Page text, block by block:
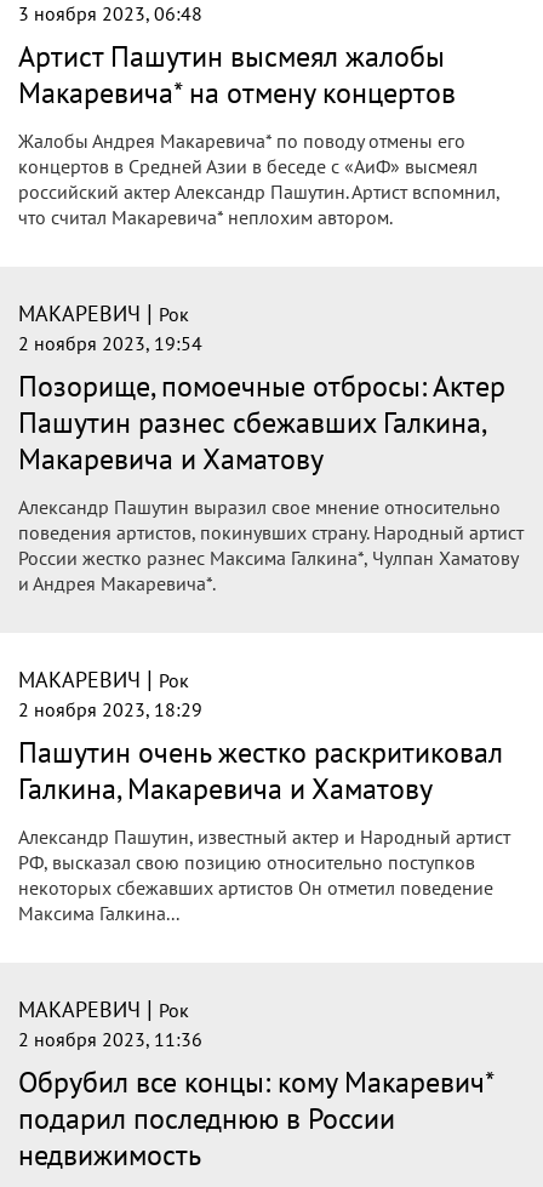
3 ноября 2023, 06:48
Артист Пашутин высмеял жалобы
Макаревича* на отмену концертов
Жалобы Андрея Макаревича* по поводу отмены его
концертов в Средней Азии в беседе с «АиФ» высмеял
российский актер Александр Пашутин. Артист вспомнил,
что считал Макаревича* неплохим автором.
МАКАРЕВИЧ | Рок
2 ноября 2023, 19:54
Позорище, помоечные отбросы: Актер
Пашутин разнес сбежавших Галкина,
Макаревича и Хаматову
Александр Пашутин выразил свое мнение относительно
поведения артистов, покинувших страну. Народный артист
России жестко разнес Максима Галкина*, Чулпан Хаматову
и Андрея Макаревича*.
МАКАРЕВИЧ | Рок
2 ноября 2023, 18:29
Пашутин очень жестко раскритиковал
Галкина, Макаревича и Хаматову
Александр Пашутин, известный актер и Народный артист
РФ, высказал свою позицию относительно поступков
некоторых сбежавших артистов Он отметил поведение
Максима Галкина...
МАКАРЕВИЧ | Рок
2 ноября 2023, 11:36
Обрубил все концы: кому Макаревич*
подарил последнюю в России
недвижимость